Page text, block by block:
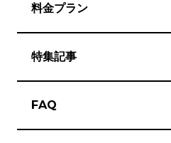
料金プラン
特集記事
FAQ